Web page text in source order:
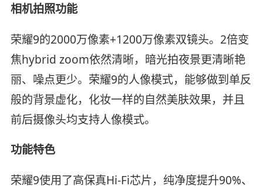
相机拍照功能
荣耀9的2000万像素+1200万像素双镜头。2倍变
焦hybrid zoom依然清晰，暗光拍夜景更清晰艳
丽、噪点更少。荣耀9的人像模式，能够做到单反
般的背景虚化，化妆一样的自然美肤效果，并且
前后摄像头均支持人像模式。
功能特色
荣耀9使用了高保真Hi-Fi芯片，纯净度提升90%、